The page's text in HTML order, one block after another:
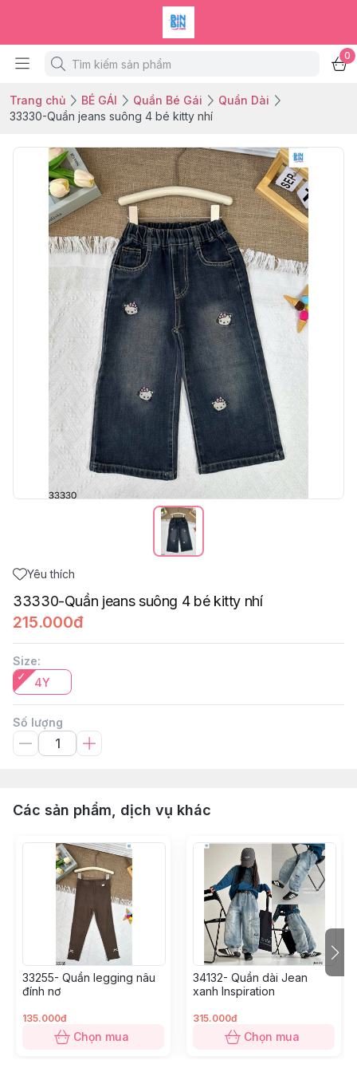
0
Trang chủ BÉ GÁI Quần Bé Gái
Quần Dài
33330-Quần jeans suông 4 bé kitty nhí
Yêu thích
33330-Quần jeans suông 4 bé kitty nhí
215.000đ
Size:
4Y
Số lượng
Các sản phẩm, dịch vụ khác
33255- Quần legging nâu
đính nơ
135.000đ
Chọn mua
34132- Quần dài Jean
xanh Inspiration
315.000đ
Chọn mua